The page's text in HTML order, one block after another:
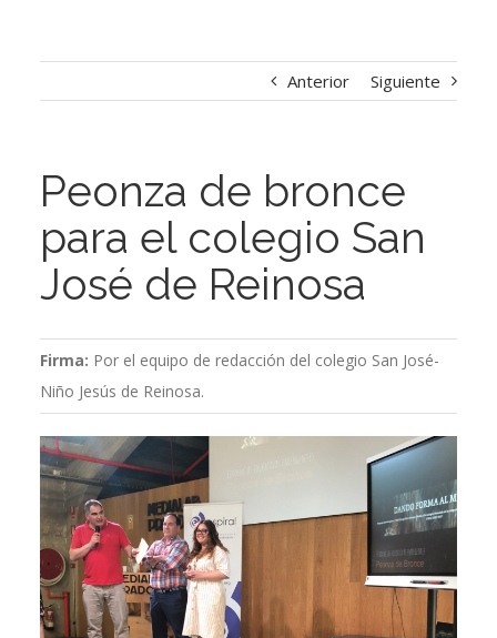
Anterior Siguiente
Peonza de bronce
para el colegio San
José de Reinosa
Firma: Por el equipo de redacción del colegio San José-
Niño Jesús de Reinosa.
Ver
imagen
más
grande